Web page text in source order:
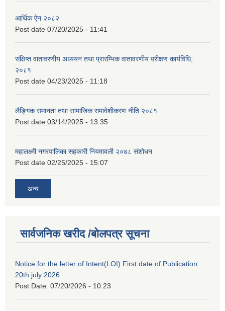
आर्थिक ऐन २०८२
Post date 07/20/2025 - 11:41
संक्षिप्त वातावरणीय अध्ययन तथा प्रारम्भिक वातावरणीय परीक्षण कार्यविधि,
२०८१
Post date 04/23/2025 - 11:18
लैङ्गिक समानता तथा सामाजिक समावेशीकरण नीति २०८१
Post date 03/14/2025 - 13:35
महालक्ष्मी नगरपालिका सहकारी नियमावली २०७८ संशोधन
Post date 02/25/2025 - 15:07
अन्य
सार्वजनिक खरीद /बोलपत्र सूचना
Notice for the letter of Intent(LOI) First date of Publication
20th july 2026
Post Date: 07/20/2026 - 10:23